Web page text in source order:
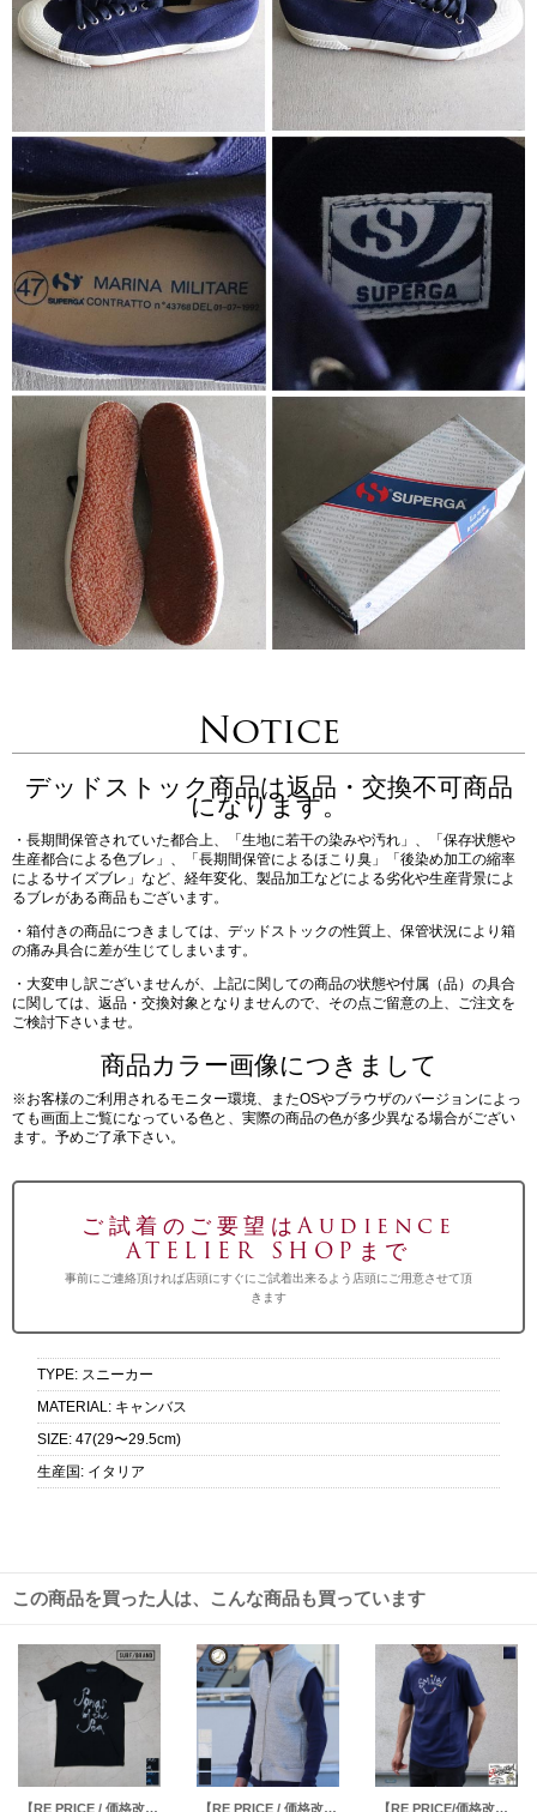
Notice
デッドストック商品は返品・交換不可商品
になります。
・長期間保管されていた都合上、「生地に若干の染みや汚れ」、「保存状態や
生産都合による色ブレ」、「長期間保管によるほこり臭」「後染め加工の縮率
によるサイズブレ」など、経年変化、製品加工などによる劣化や生産背景によ
るブレがある商品もございます。
・箱付きの商品につきましては、デッドストックの性質上、保管状況により箱
の痛み具合に差が生じてしまいます。
・大変申し訳ございませんが、上記に関しての商品の状態や付属（品）の具合
に関しては、返品・交換対象となりませんので、その点ご留意の上、ご注文を
ご検討下さいませ。
商品カラー画像につきまして
※お客様のご利用されるモニター環境、またOSやブラウザのバージョンによっ
ても画面上ご覧になっている色と、実際の商品の色が多少異なる場合がござい
ます。予めご了承下さい。
ご試着のご要望はAudience
ATELIER SHOPまで
事前にご連絡頂ければ店頭にすぐにご試着出来るよう店頭にご用意させて頂
きます
TYPE: スニーカー
MATERIAL: キャンバス
SIZE: 47(29〜29.5cm)
生産国 : イタリア
この商品を買った人は、こんな商品も買っています
【RE PRICE / 価格改定】"SING" 半袖Tシャツ / SURF/BRAND 【RE PRICE / 価格改定】ヘビーウェイト裏毛スタンドZIP ベスト【MADE IN JAPAN】『日本製』/ Upscape Audience 【RE PRICE/価格改定】Riding High / HANDLE EMBROIDERY S/S TEE(SMILE)【MADE IN JAPAN】『日本製』